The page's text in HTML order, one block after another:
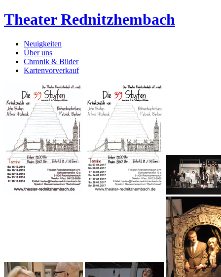
Theater Rednitzhembach
Neuigkeiten
Über uns
Chronik & Bilder
Kartenvorverkauf